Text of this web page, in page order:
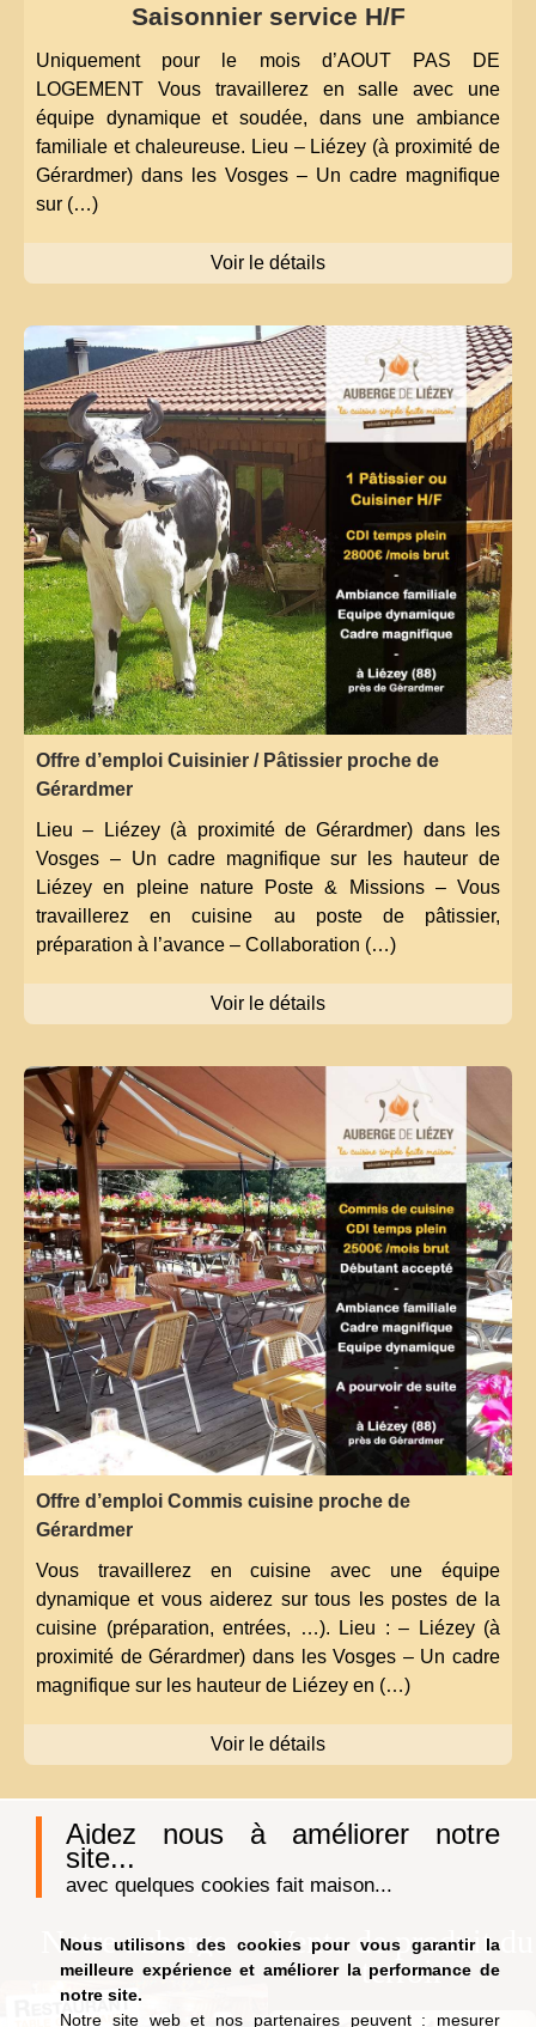
Aidez nous à améliorer notre
site...
avec quelques cookies fait maison...
Nous utilisons des cookies pour vous garantir la
meilleure expérience et améliorer la performance de
notre site.
Notre site web et nos partenaires peuvent : mesurer
Saisonnier service H/F
Uniquement pour le mois d’AOUT PAS DE
LOGEMENT Vous travaillerez en salle avec une
équipe dynamique et soudée, dans une ambiance
familiale et chaleureuse. Lieu – Liézey (à proximité de
Gérardmer) dans les Vosges – Un cadre magnifique
sur (…)
Voir le détails
Offre d’emploi Cuisinier / Pâtissier proche de
Gérardmer
Lieu – Liézey (à proximité de Gérardmer) dans les
Vosges – Un cadre magnifique sur les hauteur de
Liézey en pleine nature Poste & Missions – Vous
travaillerez en cuisine au poste de pâtissier,
préparation à l’avance – Collaboration (…)
Voir le détails
Offre d’emploi Commis cuisine proche de
Gérardmer
Vous travaillerez en cuisine avec une équipe
dynamique et vous aiderez sur tous les postes de la
cuisine (préparation, entrées, …). Lieu : – Liézey (à
proximité de Gérardmer) dans les Vosges – Un cadre
magnifique sur les hauteur de Liézey en (…)
Voir le détails
Notre auberge
Vente de produit du
terroir